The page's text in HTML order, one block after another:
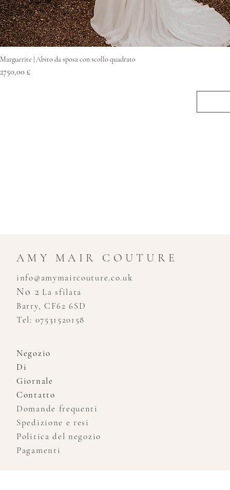
Vista rapida
Marguerite | Abito da sposa con scollo quadrato
Prezzo
2750,00 £
AMY MAIR COUTURE
info@amymaircouture.co.uk
No 2 La sfilata
Barry, CF62 6SD
Tel: 07531520158
Negozio
Di
Giornale
Contatto
Domande frequenti
Spedizione e resi
Politica del negozio
Pagamenti